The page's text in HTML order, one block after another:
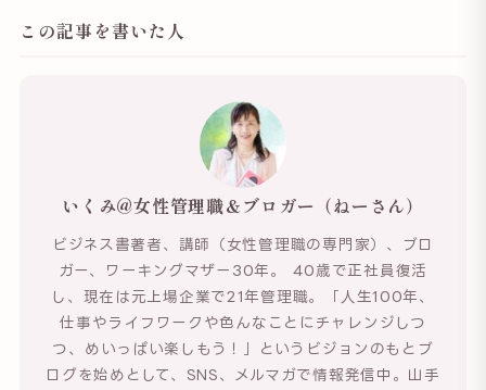
この記事を書いた人
いくみ@女性管理職＆ブロガー（ねーさん）
ビジネス書著者、講師（女性管理職の専門家）、ブロ
ガー、ワーキングマザー30年。 40歳で正社員復活
し、現在は元上場企業で21年管理職。「人生100年、
仕事やライフワークや色んなことにチャレンジしつ
つ、めいっぱい楽しもう！」というビジョンのもとブ
ログを始めとして、SNS、メルマガで情報発信中。山手